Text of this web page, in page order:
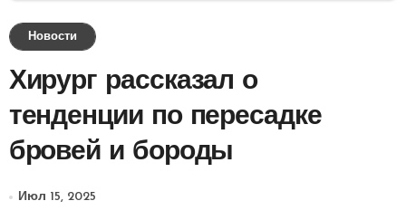
Новости
Хирург рассказал о
тенденции по пересадке
бровей и бороды
Июл 15, 2025